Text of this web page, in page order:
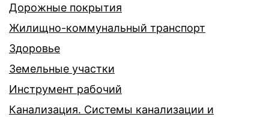
Дорожные покрытия
Жилищно-коммунальный транспорт
Здоровье
Земельные участки
Инструмент рабочий
Канализация. Системы канализации и